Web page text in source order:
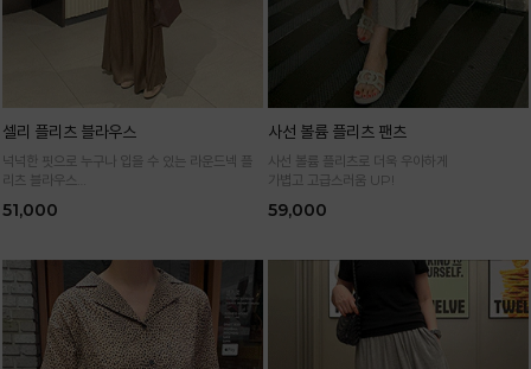
셀리 플리츠 블라우스
넉넉한 핏으로 누구나 입을 수 있는 라운드넥 플
리츠 블라우스
51,000
사선 볼륨 플리츠 팬츠
사선 볼륨 플리츠로 더욱 우아하게
가볍고 고급스러움 UP!
59,000